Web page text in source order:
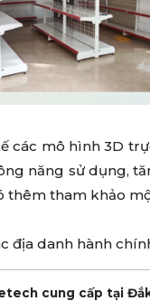
các mô hình 3D
năng sử dụng,
thêm tham khảo
địa danh hành
cung cấp tại